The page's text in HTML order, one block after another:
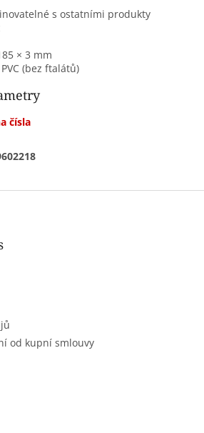
s ostatními produkty
× 3 mm
(bez ftalátů)
čísla
od kupní smlouvy